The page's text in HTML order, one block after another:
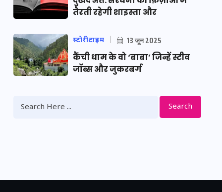
तैरती रहेगी शाइस्ता और
स्टोरीटाइम 13 जून 2025
कैंची धाम के वो ‘बाबा’ जिन्हें स्टीव
जॉब्स और जुकरबर्ग
Search